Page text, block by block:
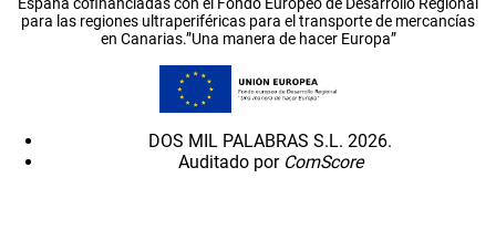
para las regiones ultraperiféricas para el transporte de mercancías
en Canarias.”Una manera de hacer Europa”
DOS MIL PALABRAS S.L. 2026.
Auditado por ComScore